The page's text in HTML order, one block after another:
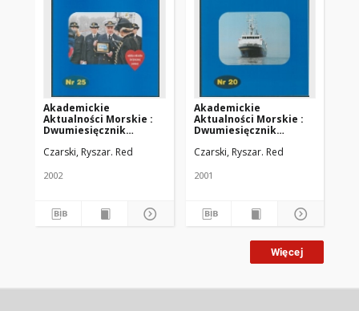
Akademickie
Aktualności Morskie :
Dwumiesięcznik
Morskiej w Szczecinie.
Czarski, Ryszar. Red
2002
Akademickie
Aktualności Morskie :
Dwumiesięcznik
Morskiej w Szczecinie.
Czarski, Ryszar. Red
2001
Więcej